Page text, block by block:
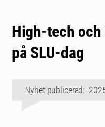
High-tech
på SLU-dag
Nyhet publicerad: